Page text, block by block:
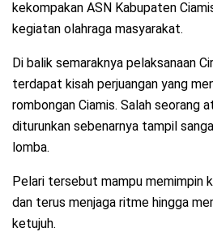
kekompakan ASN Kabupaten
kegiatan olahraga masyarakat.
Di balik semaraknya pelaksanaan
terdapat kisah perjuangan yang
rombongan Ciamis. Salah seorang
diturunkan sebenarnya tampil
lomba.
Pelari tersebut mampu memimpin
dan terus menjaga ritme hingga
ketujuh.